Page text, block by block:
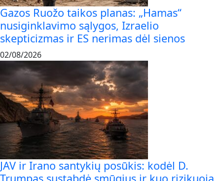
Gazos Ruožo taikos planas: „Hamas“
nusiginklavimo sąlygos, Izraelio
skepticizmas ir ES nerimas dėl sienos
02/08/2026
JAV ir Irano santykių posūkis: kodėl D.